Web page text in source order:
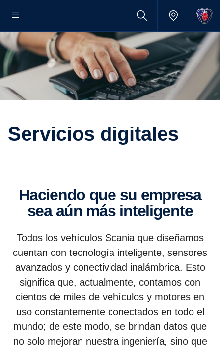
Servicios digitales
Haciendo que su empresa
sea aún más inteligente
Todos los vehículos Scania que diseñamos
cuentan con tecnología inteligente, sensores
avanzados y conectividad inalámbrica. Esto
significa que, actualmente, contamos con
cientos de miles de vehículos y motores en
uso constantemente conectados en todo el
mundo; de este modo, se brindan datos que
no solo mejoran nuestra ingeniería, sino que